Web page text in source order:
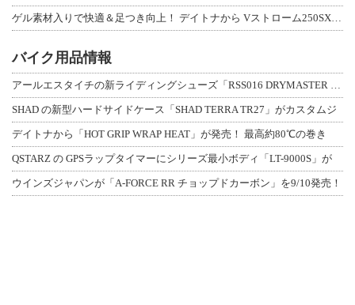
バイク用品情報
SHAD の新型ハードサイドケース「SHAD TERRA TR27」がカスタムジ
デイトナから「HOT GRIP WRAP HEAT」が発売！ 最高約80℃の巻き
QSTARZ の GPSラップタイマーにシリーズ最小ボディ「LT-9000S」が
ウインズジャパンが「A-FORCE RR チョップドカーボン」を9/10発売！